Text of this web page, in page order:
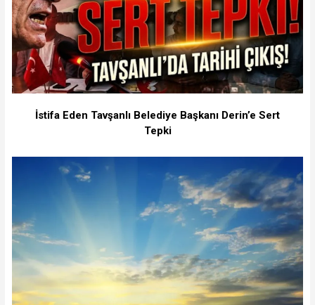
İstifa Eden Tavşanlı Belediye Başkanı Derin’e Sert
Tepki